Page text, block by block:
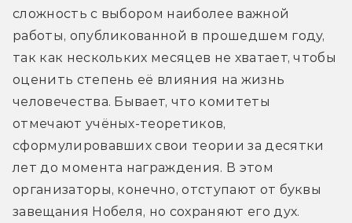
сложность с выбором наиболее важной
работы, опубликованной в прошедшем году,
так как нескольких месяцев не хватает, чтобы
оценить степень её влияния на жизнь
человечества. Бывает, что комитеты
отмечают учёных-теоретиков,
сформулировавших свои теории за десятки
лет до момента награждения. В этом
организаторы, конечно, отступают от буквы
завещания Нобеля, но сохраняют его дух.